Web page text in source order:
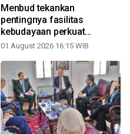
Menbud tekankan
pentingnya fasilitas
kebudayaan perkuat
ekosistem seni
01 August 2026 16:15 WIB